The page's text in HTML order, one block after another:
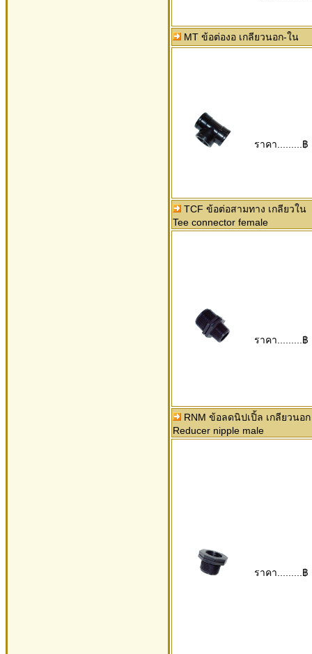
MT ข้อต่องอ เกลียวนอก-ใน
ราคา.........฿
TCF ข้อต่อสามทาง เกลียวใน
Tee connector female
ราคา.........฿
RNM ข้อลดนิปเปิ้ล เกลียวนอก
Reducer nipple male
ราคา.........฿